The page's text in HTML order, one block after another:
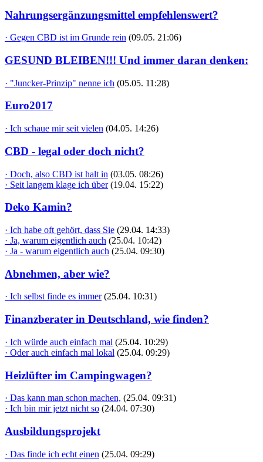
Nahrungsergänzungsmittel empfehlenswert?
· Gegen CBD ist im Grunde rein (09.05. 21:06)
GESUND BLEIBEN!!! Und immer daran denken:
· "Juncker-Prinzip" nenne ich (05.05. 11:28)
Euro2017
· Ich schaue mir seit vielen (04.05. 14:26)
CBD - legal oder doch nicht?
· Doch, also CBD ist halt in (03.05. 08:26)
· Seit langem klage ich über (19.04. 15:22)
Deko Kamin?
· Ich habe oft gehört, dass Sie (29.04. 14:33)
· Ja, warum eigentlich auch (25.04. 10:42)
· Ja - warum eigentlich auch (25.04. 09:30)
Abnehmen, aber wie?
· Ich selbst finde es immer (25.04. 10:31)
Finanzberater in Deutschland, wie finden?
· Ich würde auch einfach mal (25.04. 10:29)
· Oder auch einfach mal lokal (25.04. 09:29)
Heizlüfter im Campingwagen?
· Das kann man schon machen, (25.04. 09:31)
· Ich bin mir jetzt nicht so (24.04. 07:30)
Ausbildungsprojekt
· Das finde ich echt einen (25.04. 09:29)